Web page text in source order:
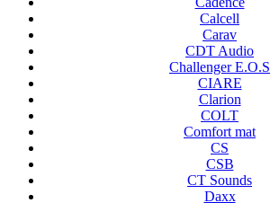
Calcell
Carav
CDT Audio
Challenger E.O.S
CIARE
Clarion
COLT
Comfort mat
CS
CSB
CT Sounds
Daxx